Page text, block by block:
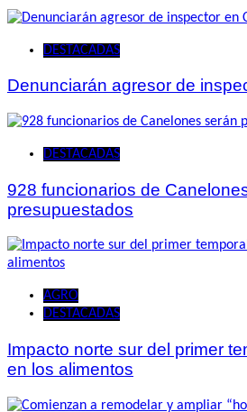
DESTACADAS
Denunciarán agresor de
DESTACADAS
928 funcionarios de
presupuestados
AGRO
DESTACADAS
Impacto norte sur del primer
en los alimentos